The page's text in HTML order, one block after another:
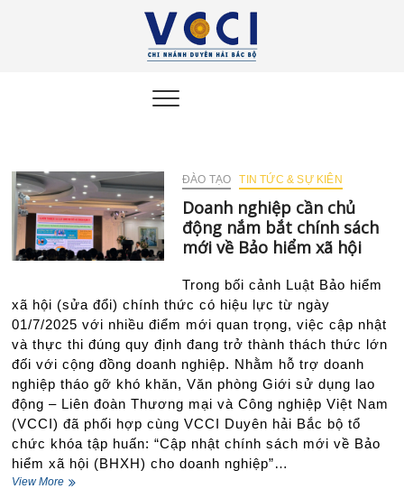
ĐÀO TẠO TIN TỨC & SỰ KIÊN
Doanh nghiệp cần chủ
động nắm bắt chính sách
mới về Bảo hiểm xã hội
Trong bối cảnh Luật Bảo hiểm
xã hội (sửa đổi) chính thức có hiệu lực từ ngày
01/7/2025 với nhiều điểm mới quan trọng, việc cập nhật
và thực thi đúng quy định đang trở thành thách thức lớn
đối với cộng đồng doanh nghiệp. Nhằm hỗ trợ doanh
nghiệp tháo gỡ khó khăn, Văn phòng Giới sử dụng lao
động – Liên đoàn Thương mại và Công nghiệp Việt Nam
(VCCI) đã phối hợp cùng VCCI Duyên hải Bắc bộ tổ
chức khóa tập huấn: “Cập nhật chính sách mới về Bảo
hiểm xã hội (BHXH) cho doanh nghiệp”…
View MoreDoanh